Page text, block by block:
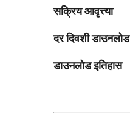
सक्रिय आवृत्त्या
दर दिवशी डाउनलोड
डाउनलोड इतिहास